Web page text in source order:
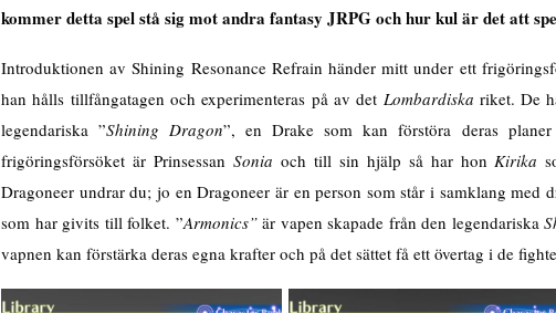
kommer detta spel stå sig mot andra fantasy JRPG och hur kul är det att
Introduktionen av Shining Resonance Refrain händer mitt under ett
han hålls tillfångatagen och experimenteras på av det Lombardiska riket. De
legendariska ”Shining Dragon”, en Drake som kan förstöra deras
frigöringsförsöket är Prinsessan Sonia och till sin hjälp så har hon Kirika
Dragoneer undrar du; jo en Dragoneer är en person som står i samklang med
som har givits till folket. ”Armonics”är vapen skapade från den legendariska
vapnen kan förstärka deras egna krafter och på det sättet få ett övertag i de